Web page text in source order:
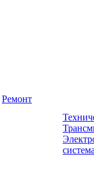
Ремонт
система